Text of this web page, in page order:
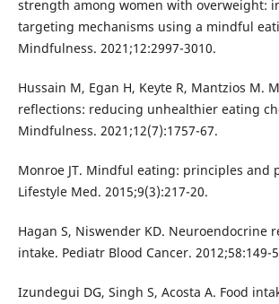
strength among women with overweight:
targeting mechanisms using a mindful
Mindfulness. 2021;12:2997-3010.
Hussain M, Egan H, Keyte R, Mantzios M.
reflections: reducing unhealthier eating
Mindfulness. 2021;12(7):1757-67.
Monroe JT. Mindful eating: principles and
Lifestyle Med. 2015;9(3):217-20.
Hagan S, Niswender KD. Neuroendocrine
intake. Pediatr Blood Cancer. 2012;58:149-
Izundegui DG, Singh S, Acosta A. Food